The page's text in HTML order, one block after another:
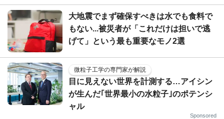
大地震でまず確保すべきは水でも食料で
もない...被災者が「これだけは担いで逃
げて」という最も重要なモノ2選
微粒子工学の専門家が解説
目に見えない世界を計測する…アイシン
が生んだ｢世界最小の水粒子｣のポテンシ
ャル
Sponsored